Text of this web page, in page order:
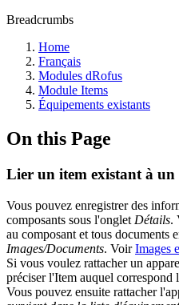
Breadcrumbs
Home
Français
Modules dRofus
Module Items
Équipements existants
On this Page
Lier un item existant à
Vous pouvez enregistrer des
composants sous l'onglet Détails.
au composant et tous documents
Images/Documents. VoirImages
Si vous voulez rattacher un
préciser l'Item auquel correspond
Vous pouvez ensuite rattacher